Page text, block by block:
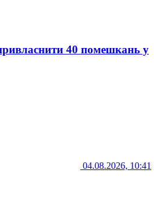
40 помешкань у
04.08.2026, 10:41